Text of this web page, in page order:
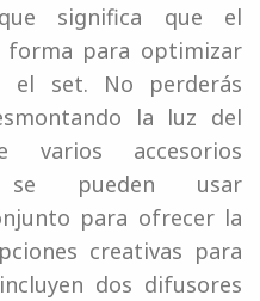
significa que el
forma para optimizar
set. No perderás
la luz del
varios accesorios
se pueden usar
para ofrecer la
creativas para
dos difusores